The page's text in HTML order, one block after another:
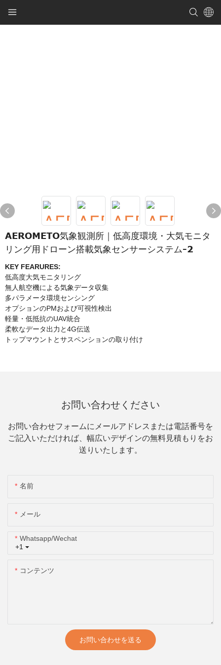
AEROMETO気象観測所｜低高度環境・大気モニタ
リング用ドローン搭載気象センサーシステム-2
KEY FEARURES:
低高度大気モニタリング
無人航空機による気象データ収集
多パラメータ環境センシング
オプションのPMおよび可視性検出
軽量・低抵抗のUAV統合
柔軟なデータ出力と4G伝送
トップマウントとサスペンションの取り付け
お問い合わせください
お問い合わせフォームにメールアドレスまたは電話番号を
ご記入いただければ、幅広いデザインの無料見積もりをお
送りいたします。
名前
メール
+1
Whatsapp/wechat
コンテンツ
お問い合わせを送る